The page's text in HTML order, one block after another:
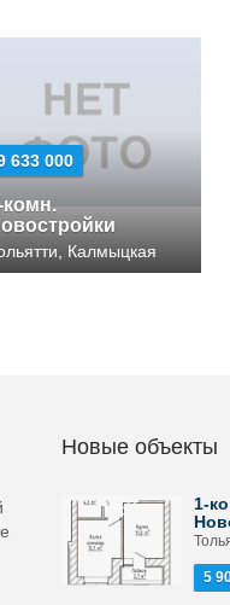
633 000
комн.
Калмыцкая
Новые объекты
1-
5